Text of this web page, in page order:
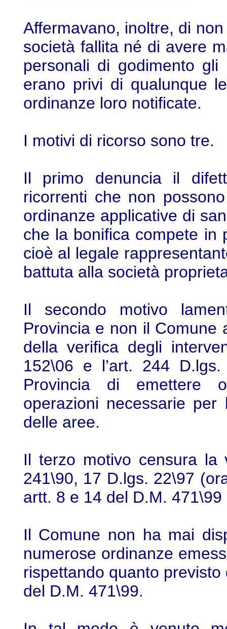
Affermavano, inoltre, di
società fallita né di avere
personali di godimento
erano privi di qualunque
ordinanze loro notificate.
I motivi di ricorso sono tre.
Il primo denuncia il
ricorrenti che non
ordinanze applicative di
che la bonifica compete in
cioè al legale
battuta alla società
Il secondo motivo
Provincia e non il Comune
della verifica degli
152\06 e l’art. 244
Provincia di emettere
operazioni necessarie
delle aree.
Il terzo motivo censura la
241\90, 17 D.lgs. 22\97
artt. 8 e 14 del D.M.
Il Comune non ha mai
numerose ordinanze
rispettando quanto
del D.M. 471\99.